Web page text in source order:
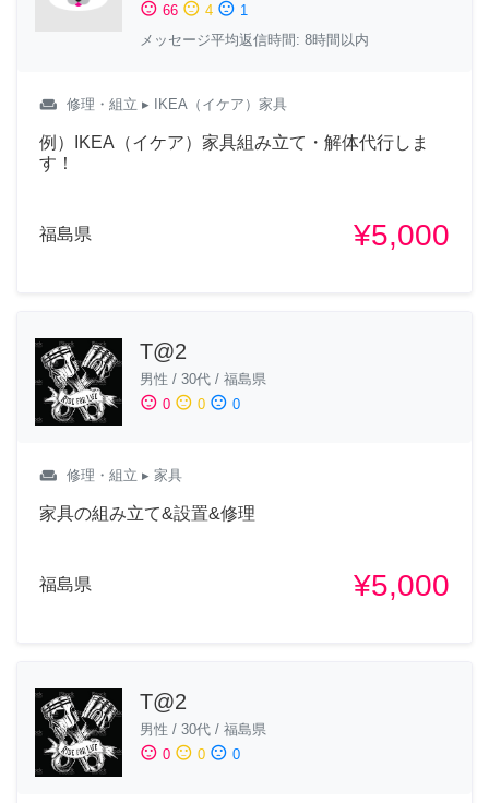
sentiment_satisfied 66 sentiment_neutral 4 sentiment_dissatisfied 1
メッセージ平均返信時間: 8時間以内
weekend 修理・組立 ▸ IKEA（イケア）家具
例）IKEA（イケア）家具組み立て・解体代行しま
す！
福島県 ¥5,000
T@2
男性 / 30代 / 福島県
sentiment_satisfied 0 sentiment_neutral 0 sentiment_dissatisfied 0
weekend 修理・組立 ▸ 家具
家具の組み立て&設置&修理
福島県 ¥5,000
T@2
男性 / 30代 / 福島県
sentiment_satisfied 0 sentiment_neutral 0 sentiment_dissatisfied 0